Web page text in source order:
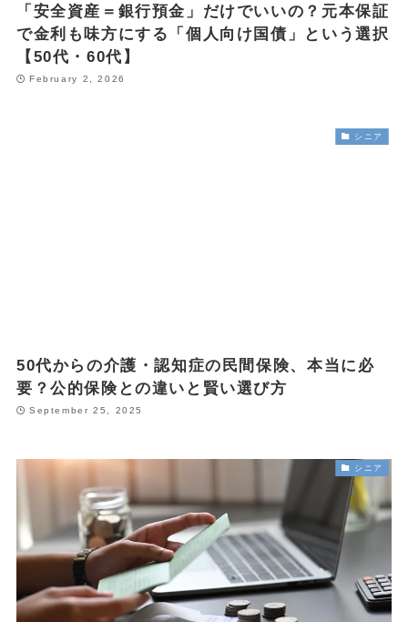
「安全資産＝銀行預金」だけでいいの？元本保証
で金利も味方にする「個人向け国債」という選択
【50代・60代】
February 2, 2026
シニア
50代からの介護・認知症の民間保険、本当に必
要？公的保険との違いと賢い選び方
September 25, 2025
シニア